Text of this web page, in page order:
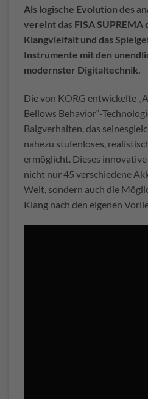
Als logische Evolution des
vereint das FISA SUPREMA
Klangvielfalt und das
Instrumente mit den
modernster Digitaltechnik.
Die von KORG entwickelte
Bellows Behavior“-
Balgverhalten, das
nahezu stufenloses,
ermöglicht. Dieses
nicht nur 45 verschiedene
Welt, sondern auch die
Klang nach den eigenen